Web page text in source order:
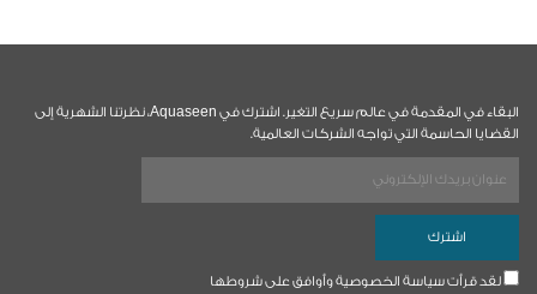
البقاء في المقدمة في عالم سريع التغير. اشترك في Aquaseen، نظرتنا الشهرية إلى
القضايا الحاسمة التي تواجه الشركات العالمية.
لقد قرأت سياسة الخصوصية وأوافق على شروطها